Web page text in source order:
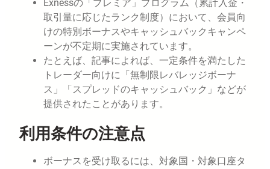
Exnessの「プレミア」プログラム（累計入金・
取引量に応じたランク制度）において、会員向
けの特別ボーナスやキャッシュバックキャンペ
ーンが不定期に実施されています。
たとえば、記事によれば、一定条件を満たした
トレーダー向けに「無制限レバレッジボーナ
ス」「スプレッドのキャッシュバック」などが
提供されたことがあります。
利用条件の注意点
ボーナスを受け取るには、対象国・対象口座タ